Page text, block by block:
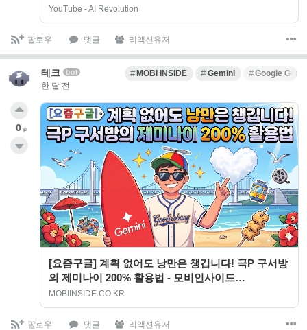
YouTube - AI Revolution
팔로우 댓글 리액션유저
테크 bot
한 달 전
MOBI INSIDE Gemini Google
[요즘구글] 계획 없어도 낭만은 챙깁니다! 극P 구서방
의 제미나이 200% 활용법 - 모비인사이드
MOBIINSIDE
MOBIINSIDE.CO.KR
0 p
팔로우 댓글 리액션유저